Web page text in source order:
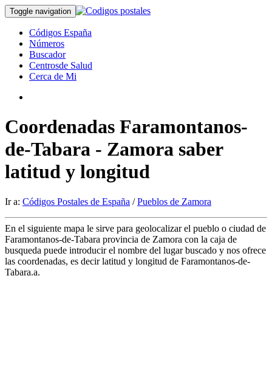
Toggle navigation
Códigos España
Números
Buscador
Centrosde Salud
Cerca de Mi
Coordenadas Faramontanos-
de-Tabara - Zamora saber
latitud y longitud
Ir a: Códigos Postales de España /Pueblos de Zamora
En el siguiente mapa le sirve para geolocalizar el pueblo o ciudad de
Faramontanos-de-Tabara provincia de Zamora con la caja de
busqueda puede introducir el nombre del lugar buscado y nos ofrece
las coordenadas, es decir latitud y longitud de Faramontanos-de-
Tabara.a.